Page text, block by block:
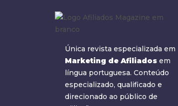
Única revista especializada em
Marketing de Afiliados em
língua portuguesa. Conteúdo
especializado, qualificado e
direcionado ao público de